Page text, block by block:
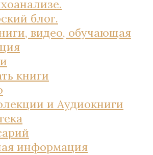
блог.
видео, обучающая
книги
и Аудиокниги
информация